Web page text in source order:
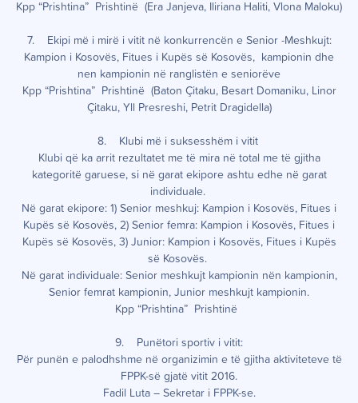
Kpp “Prishtina” Prishtinë (Era Janjeva, Iliriana Haliti, Vlona Maloku)
7. Ekipi më i mirë i vitit në konkurrencën e Senior -Meshkujt:
Kampion i Kosovës, Fitues i Kupës së Kosovës, kampionin dhe
nen kampionin në ranglistën e seniorëve
Kpp “Prishtina” Prishtinë (Baton Çitaku, Besart Domaniku, Linor
Çitaku, Yll Presreshi, Petrit Dragidella)
8. Klubi më i suksesshëm i vitit
Klubi që ka arrit rezultatet me të mira në total me të gjitha
kategoritë garuese, si në garat ekipore ashtu edhe në garat
individuale.
Në garat ekipore: 1) Senior meshkuj: Kampion i Kosovës, Fitues i
Kupës së Kosovës, 2) Senior femra: Kampion i Kosovës, Fitues i
Kupës së Kosovës, 3) Junior: Kampion i Kosovës, Fitues i Kupës
së Kosovës.
Në garat individuale: Senior meshkujt kampionin nën kampionin,
Senior femrat kampionin, Junior meshkujt kampionin.
Kpp “Prishtina” Prishtinë
9. Punëtori sportiv i vitit:
Për punën e palodhshme në organizimin e të gjitha aktiviteteve të
FPPK-së gjatë vitit 2016.
Fadil Luta – Sekretar i FPPK-se.